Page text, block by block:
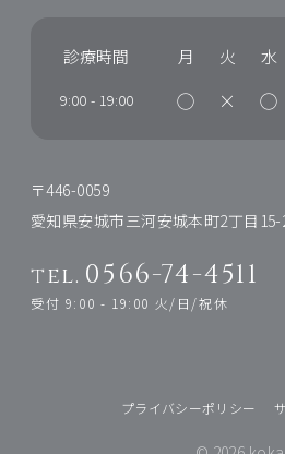
診療時間 月 火 水
9:00 - 19:00 ◯ × ◯
〒446-0059
愛知県安城市三河安城本町2丁目15-
tel. 0566-74-4511
受付 9:00 - 19:00 火/日/祝休
プライバシーポリシー